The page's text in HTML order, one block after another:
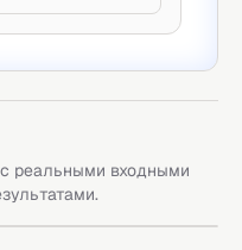
реальными входными